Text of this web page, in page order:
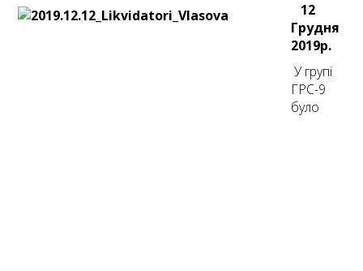
12
Грудня
2019р.
У групі
ГРС-9
було